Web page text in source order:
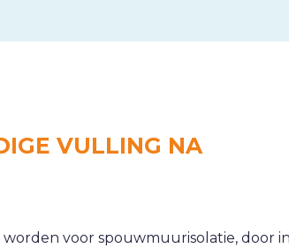
VULLING NA
voor spouwmuurisolatie, door